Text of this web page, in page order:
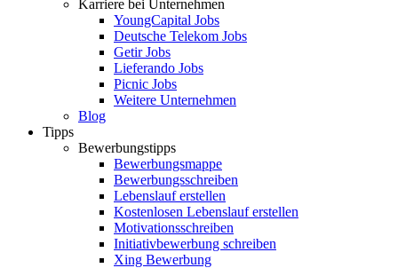
Karriere bei Unternehmen
YoungCapital Jobs
Deutsche Telekom Jobs
Getir Jobs
Lieferando Jobs
Picnic Jobs
Weitere Unternehmen
Blog
Tipps
Bewerbungstipps
Bewerbungsmappe
Bewerbungsschreiben
Lebenslauf erstellen
Kostenlosen Lebenslauf erstellen
Motivationsschreiben
Initiativbewerbung schreiben
Xing Bewerbung